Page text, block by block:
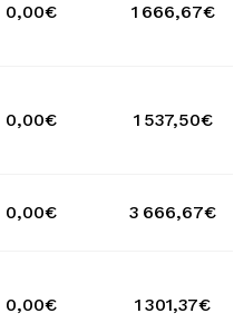
0,00€ 1 666,67€
0,00€ 1 537,50€
0,00€ 3 666,67€
0,00€ 1 301,37€